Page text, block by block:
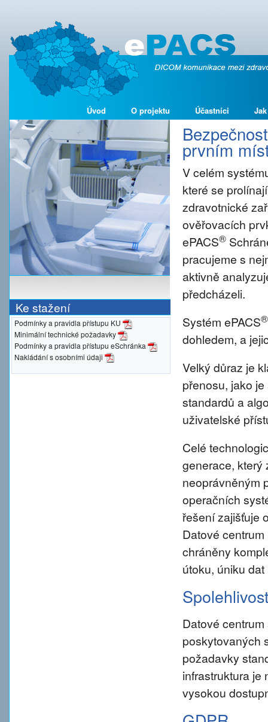
Úvod O projektu Účastníci
Ke stažení
Podmínky a pravidla přístupu KU
Minimální technické požadavky
Podmínky a pravidla přístupu eSchránka
Nakládání s osobními údaji
prvním
V celém
které se
zdravotnické
ověřovacích
ePACS®
pracujeme s
aktivně
předcházeli.
Systém ePACS®
dohledem, a
Velký důraz je
přenosu, jako
standardů a
uživatelské
Celé
generace, který
neoprávněným
operačních
řešení zajišťuje
Datové
chráněny
útoku, úniku
Spolehlivost
Datové
poskytovaných
požadavky
infrastruktura je
vysokou